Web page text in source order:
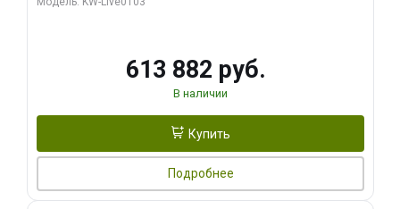
613 882 руб.
В наличии
Купить
Подробнее